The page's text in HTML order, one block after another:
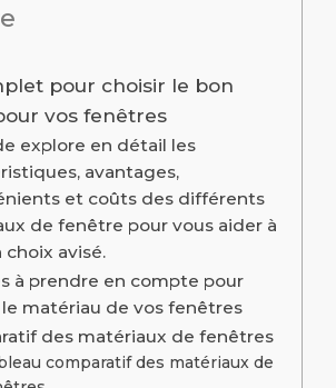
pour choisir le bon
vos fenêtres
explore en détail les
avantages,
et coûts des différents
de fenêtre pour vous aider à
choix avisé.
à prendre en compte pour
matériau de vos fenêtres
des matériaux de fenêtres
comparatif des matériaux de